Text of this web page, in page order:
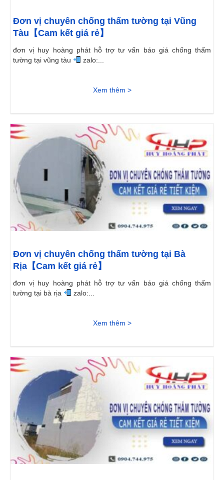
Đơn vị chuyên chống thấm tường tại Vũng
Tàu【Cam kết giá rẻ】
đơn vị huy hoàng phát hỗ trợ tư vấn báo giá chống thấm
tường tại vũng tàu
zalo:...
Xem thêm >
Đơn vị chuyên chống thấm tường tại Bà
Rịa【Cam kết giá rẻ】
đơn vị huy hoàng phát hỗ trợ tư vấn báo giá chống thấm
tường tại bà rịa
zalo:...
Xem thêm >